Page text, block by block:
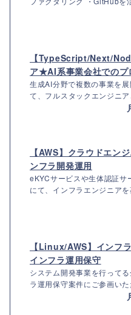
【TypeScript/Next/
ア★AI系事業会社でのプ
生成AI分野で複数の事業を
て、フルスタックエンジニ
【AWS】クラウドエン
ンフラ開発運用
eKYCサービスや生体認証サ
にて、インフラエンジニア
【Linux/AWS】インフ
インフラ運用保守
システム開発事業を行って
ラ運用保守案件にご参画い